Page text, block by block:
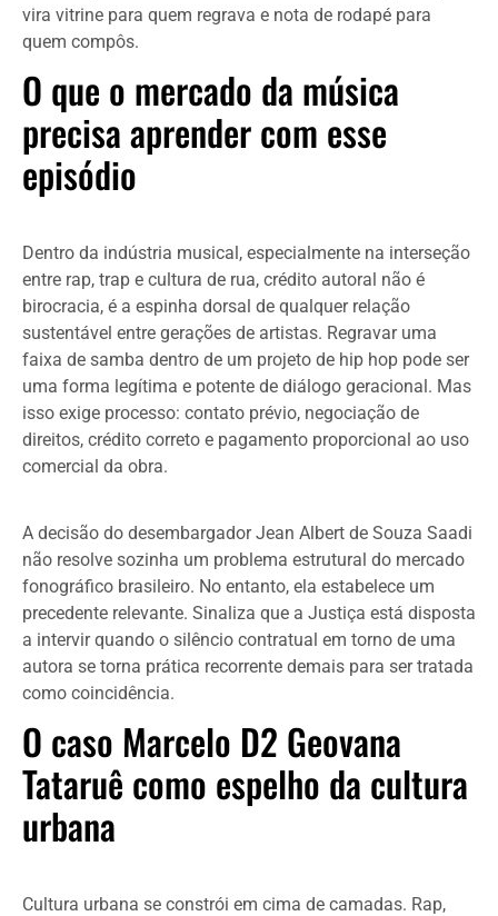
vira vitrine para quem regrava e nota de rodapé para
quem compôs.
O que o mercado da música
precisa aprender com esse
episódio
Dentro da indústria musical, especialmente na interseção
entre rap, trap e cultura de rua, crédito autoral não é
birocracia, é a espinha dorsal de qualquer relação
sustentável entre gerações de artistas. Regravar uma
faixa de samba dentro de um projeto de hip hop pode ser
uma forma legítima e potente de diálogo geracional. Mas
isso exige processo: contato prévio, negociação de
direitos, crédito correto e pagamento proporcional ao uso
comercial da obra.
A decisão do desembargador Jean Albert de Souza Saadi
não resolve sozinha um problema estrutural do mercado
fonográfico brasileiro. No entanto, ela estabelece um
precedente relevante. Sinaliza que a Justiça está disposta
a intervir quando o silêncio contratual em torno de uma
autora se torna prática recorrente demais para ser tratada
como coincidência.
O caso Marcelo D2 Geovana
Tataruê como espelho da cultura
urbana
Cultura urbana se constrói em cima de camadas. Rap,